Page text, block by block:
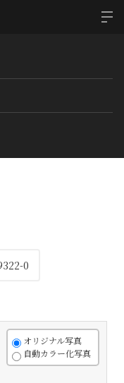
0
オリジナル写真
自動カラー化写真